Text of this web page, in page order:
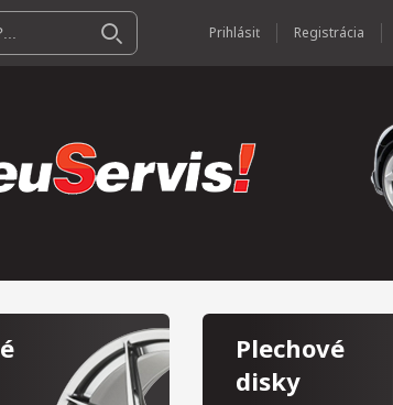
Prihlásiť Registrácia
Plechové
disky